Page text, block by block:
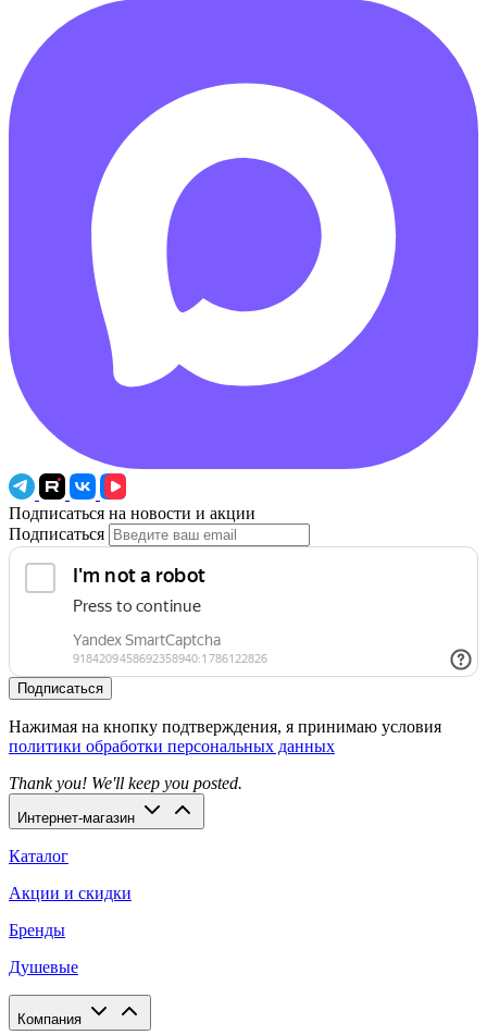
Подписаться на новости и акции
Подписаться
Подписаться
Нажимая на кнопку подтверждения, я принимаю условия
политики обработки персональных данных
Thank you! We'll keep you posted.
Интернет-магазин
Каталог
Акции и скидки
Бренды
Душевые
Компания